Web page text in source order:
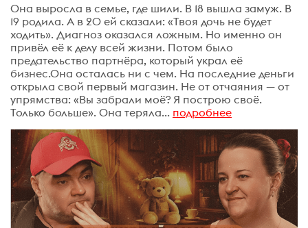
Она выросла в семье, где шили. В 18 вышла замуж. В
19 родила. А в 20 ей сказали: «Твоя дочь не будет
ходить». Диагноз оказался ложным. Но именно он
привёл её к делу всей жизни. Потом было
предательство партнёра, который украл её
бизнес.Она осталась ни с чем. На последние деньги
открыла свой первый магазин. Не от отчаяния — от
упрямства: «Вы забрали моё? Я построю своё.
Только больше». Она теряла... подробнее